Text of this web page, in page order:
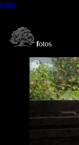
login
fotos